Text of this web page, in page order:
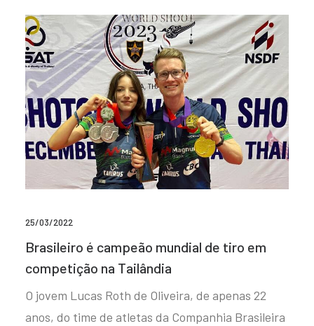
25/03/2022
Brasileiro é campeão mundial de tiro em
competição na Tailândia
O jovem Lucas Roth de Oliveira, de apenas 22
anos, do time de atletas da Companhia Brasileira